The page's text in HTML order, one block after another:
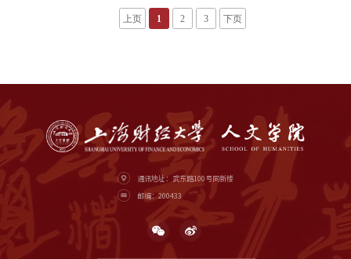
上页 1 2 3 下页
通讯地址：武东路100号同新楼
邮编：200433